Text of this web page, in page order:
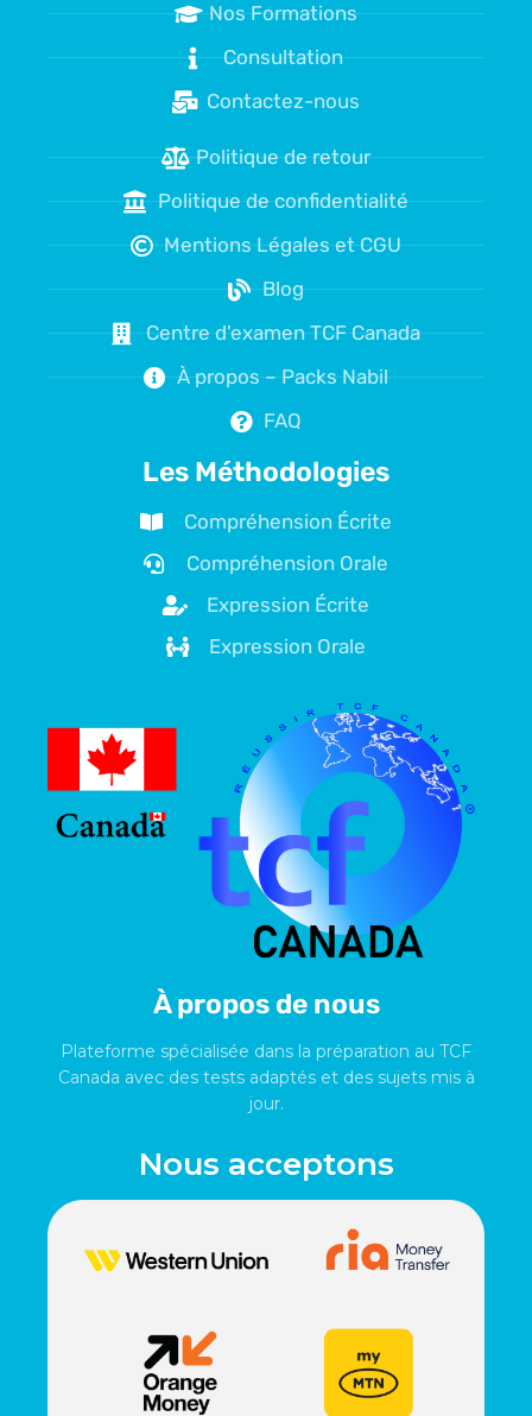
Nos Formations
Consultation
Contactez-nous
Politique de retour
Politique de confidentialité
Mentions Légales et CGU
Blog
Centre d'examen TCF Canada
À propos – Packs Nabil
FAQ
Les Méthodologies
Compréhension Écrite
Compréhension Orale
Expression Écrite
Expression Orale
À propos de nous
Plateforme spécialisée dans la préparation au TCF
Canada avec des tests adaptés et des sujets mis à
jour.
Nous acceptons